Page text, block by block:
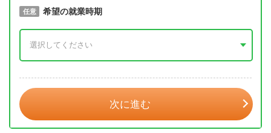
必須 取得予定年
任意 希望の就業時期
次に進む